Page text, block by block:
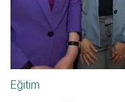
Eğitim